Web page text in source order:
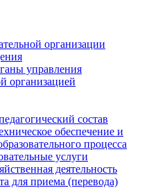
организации
управления
организацией
состав
обеспечение и
процесса
услуги
деятельность
для приема (перевода)